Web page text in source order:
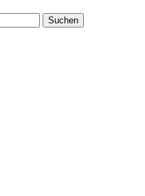
Suchen